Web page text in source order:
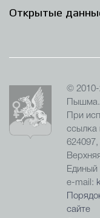
Открытые
© 2010-
При
ссылка
Единый
e-mail:
сайте